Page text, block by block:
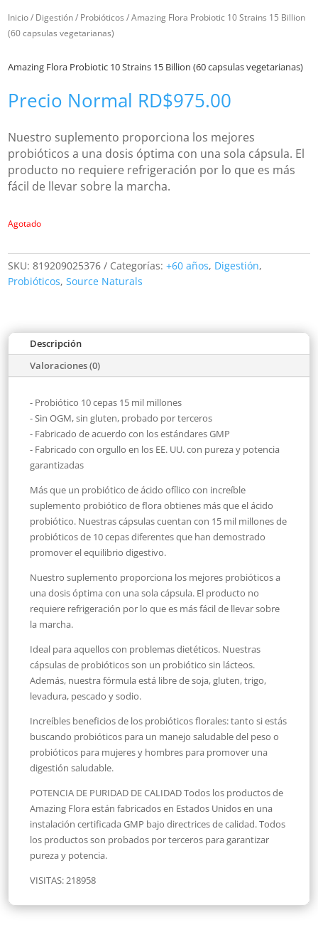
Inicio/ Digestión/ Probióticos / Amazing Flora Probiotic 10 Strains 15 Billion
(60 capsulas vegetarianas)
Amazing Flora Probiotic 10 Strains 15 Billion (60 capsulas vegetarianas)
Precio Normal RD$975.00
Nuestro suplemento proporciona los mejores
probióticos a una dosis óptima con una sola cápsula. El
producto no requiere refrigeración por lo que es más
fácil de llevar sobre la marcha.
Agotado
SKU:819209025376 Categorías:+60 años, Digestión,
Probióticos,Source Naturals
Descripción
Valoraciones (0)
- Probiótico 10 cepas 15 mil millones
- Sin OGM, sin gluten, probado por terceros
- Fabricado de acuerdo con los estándares GMP
- Fabricado con orgullo en los EE. UU. con pureza y potencia
garantizadas
Más que un probiótico de ácido ofílico con increíble
suplemento probiótico de flora obtienes más que el ácido
probiótico. Nuestras cápsulas cuentan con 15 mil millones de
probióticos de 10 cepas diferentes que han demostrado
promover el equilibrio digestivo.
Nuestro suplemento proporciona los mejores probióticos a
una dosis óptima con una sola cápsula. El producto no
requiere refrigeración por lo que es más fácil de llevar sobre
la marcha.
Ideal para aquellos con problemas dietéticos. Nuestras
cápsulas de probióticos son un probiótico sin lácteos.
Además, nuestra fórmula está libre de soja, gluten, trigo,
levadura, pescado y sodio.
Increíbles beneficios de los probióticos florales: tanto si estás
buscando probióticos para un manejo saludable del peso o
probióticos para mujeres y hombres para promover una
digestión saludable.
POTENCIA DE PURIDAD DE CALIDAD Todos los productos de
Amazing Flora están fabricados en Estados Unidos en una
instalación certificada GMP bajo directrices de calidad. Todos
los productos son probados por terceros para garantizar
pureza y potencia.
VISITAS:218958